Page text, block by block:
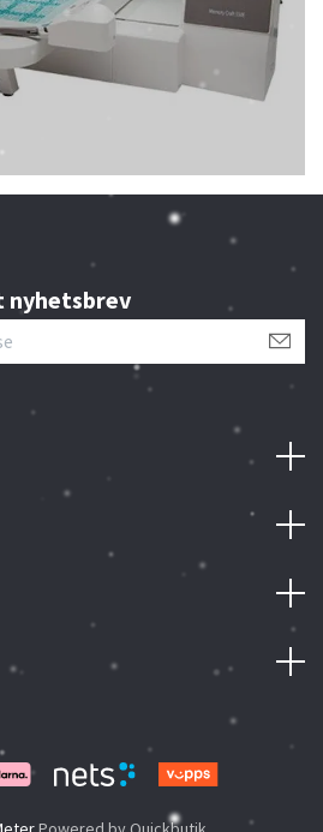
nyhetsbrev